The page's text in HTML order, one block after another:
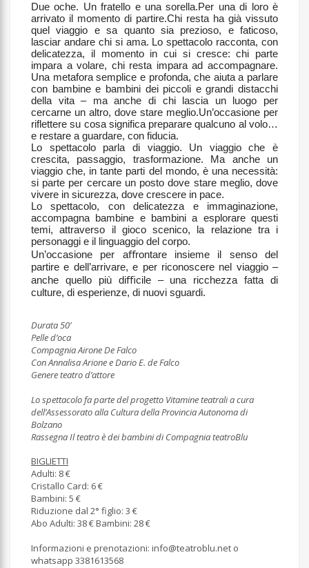
Due oche. Un fratello e una sorella.Per una di loro è
arrivato il momento di partire.Chi resta ha già vissuto
quel viaggio e sa quanto sia prezioso, e faticoso,
lasciar andare chi si ama. Lo spettacolo racconta, con
delicatezza, il momento in cui si cresce: chi parte
impara a volare, chi resta impara ad accompagnare.
Una metafora semplice e profonda, che aiuta a parlare
con bambine e bambini dei piccoli e grandi distacchi
della vita – ma anche di chi lascia un luogo per
cercarne un altro, dove stare meglio.Un’occasione per
riflettere su cosa significa preparare qualcuno al volo…
e restare a guardare, con fiducia.
Lo spettacolo parla di viaggio. Un viaggio che è
crescita, passaggio, trasformazione. Ma anche un
viaggio che, in tante parti del mondo, è una necessità:
si parte per cercare un posto dove stare meglio, dove
vivere in sicurezza, dove crescere in pace.
Lo spettacolo, con delicatezza e immaginazione,
accompagna bambine e bambini a esplorare questi
temi, attraverso il gioco scenico, la relazione tra i
personaggi e il linguaggio del corpo.
Un’occasione per aﬀrontare insieme il senso del
partire e dell’arrivare, e per riconoscere nel viaggio –
anche quello più diﬃcile – una ricchezza fatta di
culture, di esperienze, di nuovi sguardi.
Durata 50’
Pelle d’oca
Compagnia Airone De Falco
Con Annalisa Arione e Dario E. de Falco
Genere teatro d’attore
Lo spettacolo fa parte del progetto Vitamine teatrali a cura
dell’Assessorato alla Cultura della Provincia Autonoma di
Bolzano
Rassegna Il teatro è dei bambini di Compagnia teatroBlu
BIGLIETTI
Adulti: 8 €
Cristallo Card: 6 €
Bambini: 5 €
Riduzione dal 2° figlio: 3 €
Abo Adulti: 38 € Bambini: 28 €
Informazioni e prenotazioni: info@teatroblu.net o
whatsapp 3381613568